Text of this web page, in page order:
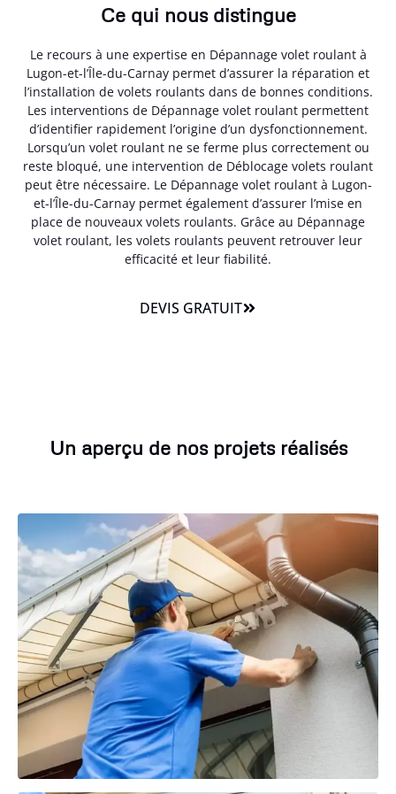
Ce qui nous distingue
Le recours à une expertise en Dépannage volet roulant à
Lugon-et-l’Île-du-Carnay permet d’assurer la réparation et
l’installation de volets roulants dans de bonnes conditions.
Les interventions de Dépannage volet roulant permettent
d’identifier rapidement l’origine d’un dysfonctionnement.
Lorsqu’un volet roulant ne se ferme plus correctement ou
reste bloqué, une intervention de Déblocage volets roulant
peut être nécessaire. Le Dépannage volet roulant à Lugon-
et-l’Île-du-Carnay permet également d’assurer l’mise en
place de nouveaux volets roulants. Grâce au Dépannage
volet roulant, les volets roulants peuvent retrouver leur
efficacité et leur fiabilité.
DEVIS GRATUIT
Un aperçu de nos projets réalisés